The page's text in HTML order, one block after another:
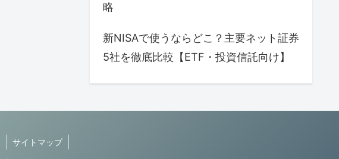
略
新NISAで使うならどこ？主要ネット証券
5社を徹底比較【ETF・投資信託向け】
サイトマップ